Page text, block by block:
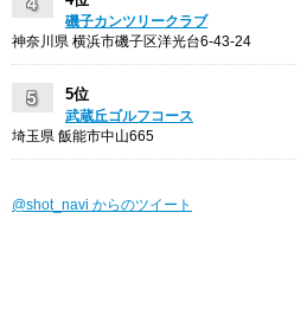
磯子カンツリークラブ
神奈川県 横浜市磯子区洋光台6-43-24
5位
武蔵丘ゴルフコース
埼玉県 飯能市中山665
@shot_navi からのツイート